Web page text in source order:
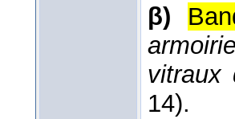
β)
vitraux
14).